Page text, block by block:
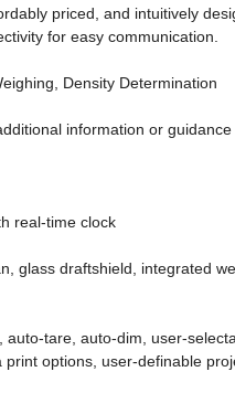
priced, and intuitively
for easy communication.
Density Determination
information or
real-time clock
glass draftshield, integrated
tare, auto-dim, user-
options, user-definable